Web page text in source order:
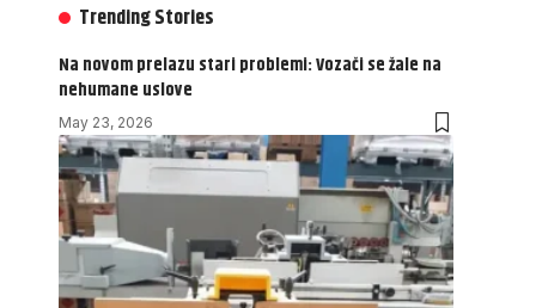
Trending Stories
Na novom prelazu stari problemi: Vozači se žale na
nehumane uslove
May 23, 2026